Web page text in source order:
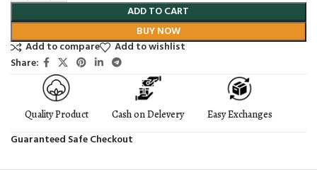
ADD TO CART
BUY NOW
Add to compare
Add to wishlist
Share:
Quality Product Cash on Delevery Easy Exchanges
Guaranteed Safe Checkout